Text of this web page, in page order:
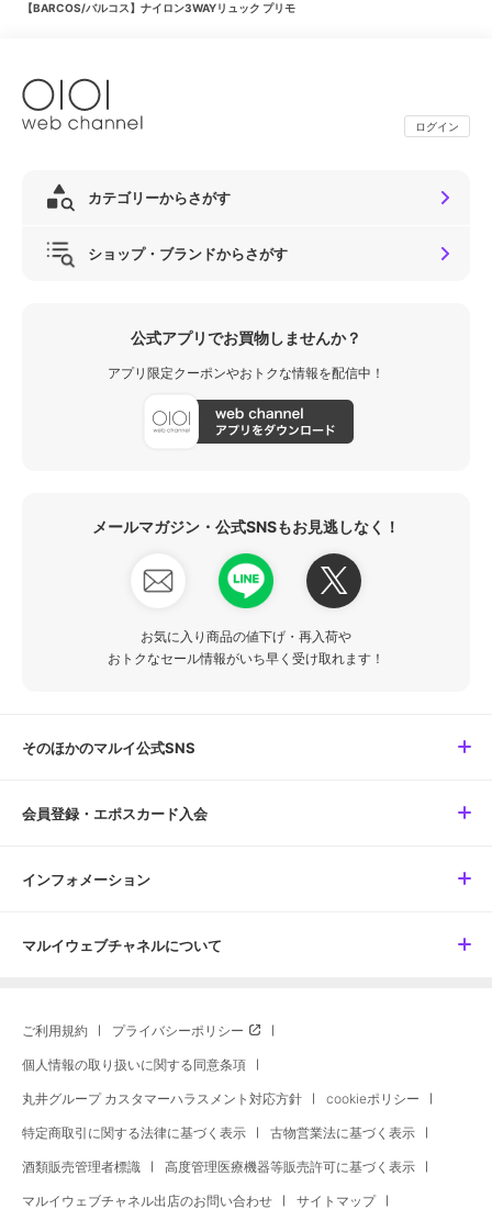
【BARCOS/バルコス】ナイロン3WAYリュック プリモ
ログイン
カテゴリーからさがす
ショップ・ブランドからさがす
公式アプリでお買物しませんか？
アプリ限定クーポンやおトクな情報を配信中！
メールマガジン・公式SNSもお見逃しなく！
お気に入り商品の値下げ・再入荷や
おトクなセール情報がいち早く受け取れます！
そのほかのマルイ公式SNS
会員登録・エポスカード入会
インフォメーション
マルイウェブチャネルについて
ご利用規約 プライバシーポリシー
個人情報の取り扱いに関する同意条項
丸井グループ カスタマーハラスメント対応方針 cookieポリシー
特定商取引に関する法律に基づく表示 古物営業法に基づく表示
酒類販売管理者標識 高度管理医療機器等販売許可に基づく表示
マルイウェブチャネル出店のお問い合わせ サイトマップ